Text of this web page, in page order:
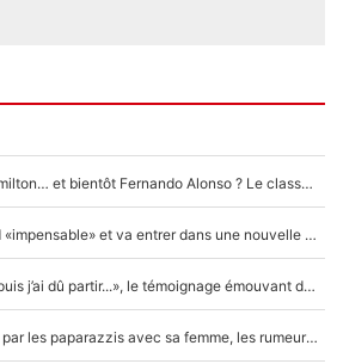
Max Verstappen, Lewis Hamilton… et bientôt Fernando Alonso ? Le classement des pilotes les mieux payés en Formule 1 risque de changer !
F1 - Alpine signe un accord «impensable» et va entrer dans une nouvelle dimension : Grande nouvelle pour Pierre Gasly !
F1 : « Je lui ai fait un câlin, puis j’ai dû partir...», le témoignage émouvant de Max Verstappen sur sa fille
F1 : Charles Leclerc surpris par les paparazzis avec sa femme, les rumeurs étaient vraies !